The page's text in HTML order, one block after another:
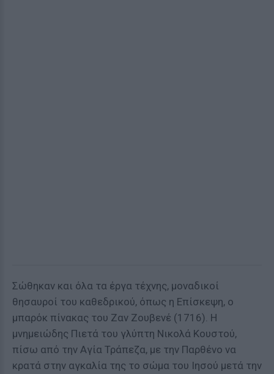
Σώθηκαν και όλα τα έργα τέχνης, μοναδικοί
θησαυροί του καθεδρικού, όπως η Επίσκεψη, ο
μπαρόκ πίνακας του Ζαν Ζουβενέ (1716). Η
μνημειώδης Πιετά του γλύπτη Νικολά Κουστού,
πίσω από την Αγία Τράπεζα, με την Παρθένο να
κρατά στην αγκαλία της το σώμα του Ιησού μετά την